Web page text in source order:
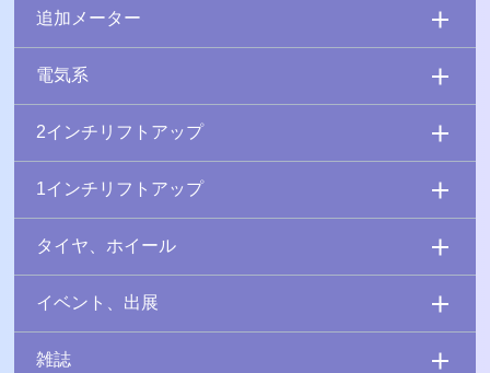
追加メーター
電気系
2インチリフトアップ
1インチリフトアップ
タイヤ、ホイール
イベント、出展
雑誌